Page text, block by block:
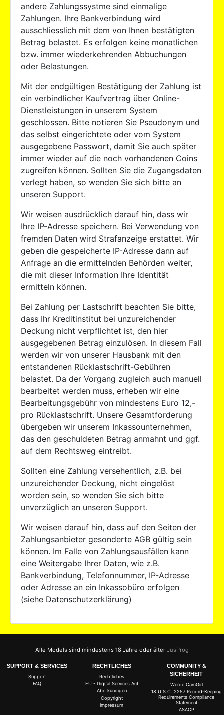
andere Zahlungssystme sind einmalige
Zahlungen. Ihre Bankverbindung wird
ausschliesslich mit dem von Ihnen bestätigten
Betrag belastet. Es erfolgen keine monatlichen
bzw. immer wiederkehrenden Abbuchungen
oder Belastungen.
Mit der endgültigen Bestätigung der Zahlung ist
ein verbindlicher Kaufvertrag über Online-
Dienstleistungen in unserem System
geschlossen. Bitte notieren Sie Pseudonym und
das selbst eingerichtete oder vom System
ausgegebene Passwort, damit Sie auch später
immer wieder auf die noch vorhandenen Coins
zugreifen können. Sollten Sie die Zugangsdaten
verlegt haben, so wenden Sie sich bitte an
unseren Support.
Wir weisen ausdrücklich darauf hin, dass wir
Ihre IP-Adresse speichern. Bei Verwendung von
fremden Daten wird Strafanzeige erstattet. Wir
geben die gespeicherte IP-Adresse dann auf
Anfrage an die ermittelnden Behörden weiter,
die mit dieser Information Ihre Identität
ermitteln können.
Bei Zahlung per Lastschrift beachten Sie bitte,
dass Ihr Kreditinstitut bei unzureichender
Deckung nicht verpflichtet ist, den hier
ausgegebenen Betrag einzulösen. In diesem Fall
werden wir von unserer Hausbank mit den
entstandenen Rücklastschrift-Gebühren
belastet. Da der Vorgang zugleich auch manuell
bearbeitet werden muss, erheben wir eine
Bearbeitungsgebühr von mindestens Euro 12,-
pro Rücklastschrift. Unsere Gesamtforderung
übergeben wir unserem Inkassounternehmen,
das den geschuldeten Betrag anmahnt und ggf.
auf dem Rechtsweg eintreibt.
Sollten eine Zahlung versehentlich, z.B. bei
unzureichender Deckung, nicht eingelöst
worden sein, so wenden Sie sich bitte
unverzüglich an unseren Support.
Wir weisen darauf hin, dass auf den Seiten der
Zahlungsanbieter gesonderte AGB gültig sein
können. Im Falle von Zahlungsausfällen kann
eine Weitergabe Ihrer Daten, wie z.B.
Bankverbindung, Telefonnummer, IP-Adresse
oder Adresse an ein Inkassobüro erfolgen
(siehe Datenschutzerklärung)
Alle Models sind mindestens 18 Jahre oder älter JusProg
SUPPORT & SERVICES
Support
FAQ
RECHTLICHES
Rechtliches
EU - Digital Services Act
Abo kündigen
Copyright
Impressum
COMMUNITY &
SICHERHEIT
Werde CamGirl
18 U.S.C. 2257 Record-Keeping
Requirements Compliance
Statement
ASACP